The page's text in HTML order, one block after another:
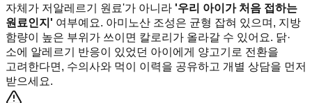
자체가 저알레르기 원료'가 아니라 '우리 아이가 처음 접하는
원료인지' 여부예요. 아미노산 조성은 균형 잡혀 있으며, 지방
함량이 높은 부위가 쓰이면 칼로리가 올라갈 수 있어요. 닭·
소에 알레르기 반응이 있었던 아이에게 양고기로 전환을
고려한다면, 수의사와 먹이 이력을 공유하고 개별 상담을 먼저
받으세요.